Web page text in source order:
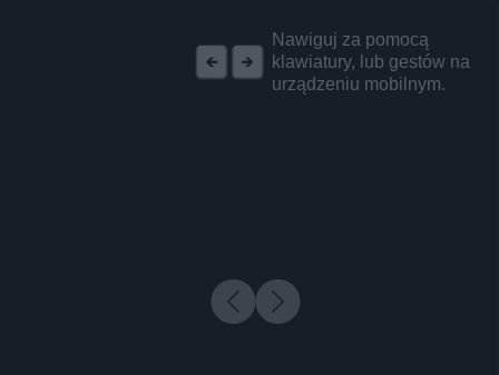
Nawiguj za pomocą
klawiatury, lub gestów na
urządzeniu mobilnym.